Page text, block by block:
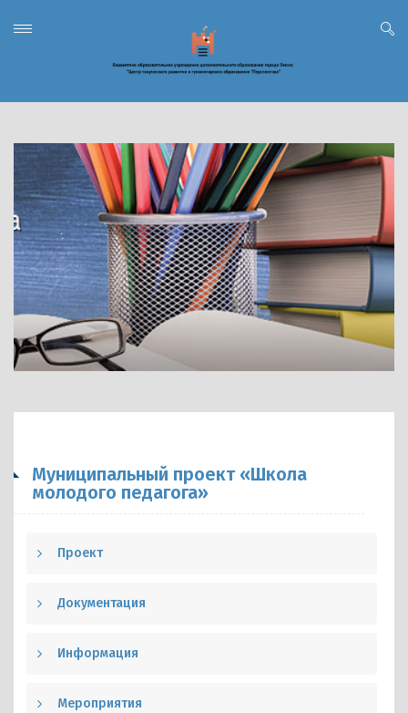
Муниципальный проект «Школа
молодого педагога»
Проект
Документация
Информация
Мероприятия